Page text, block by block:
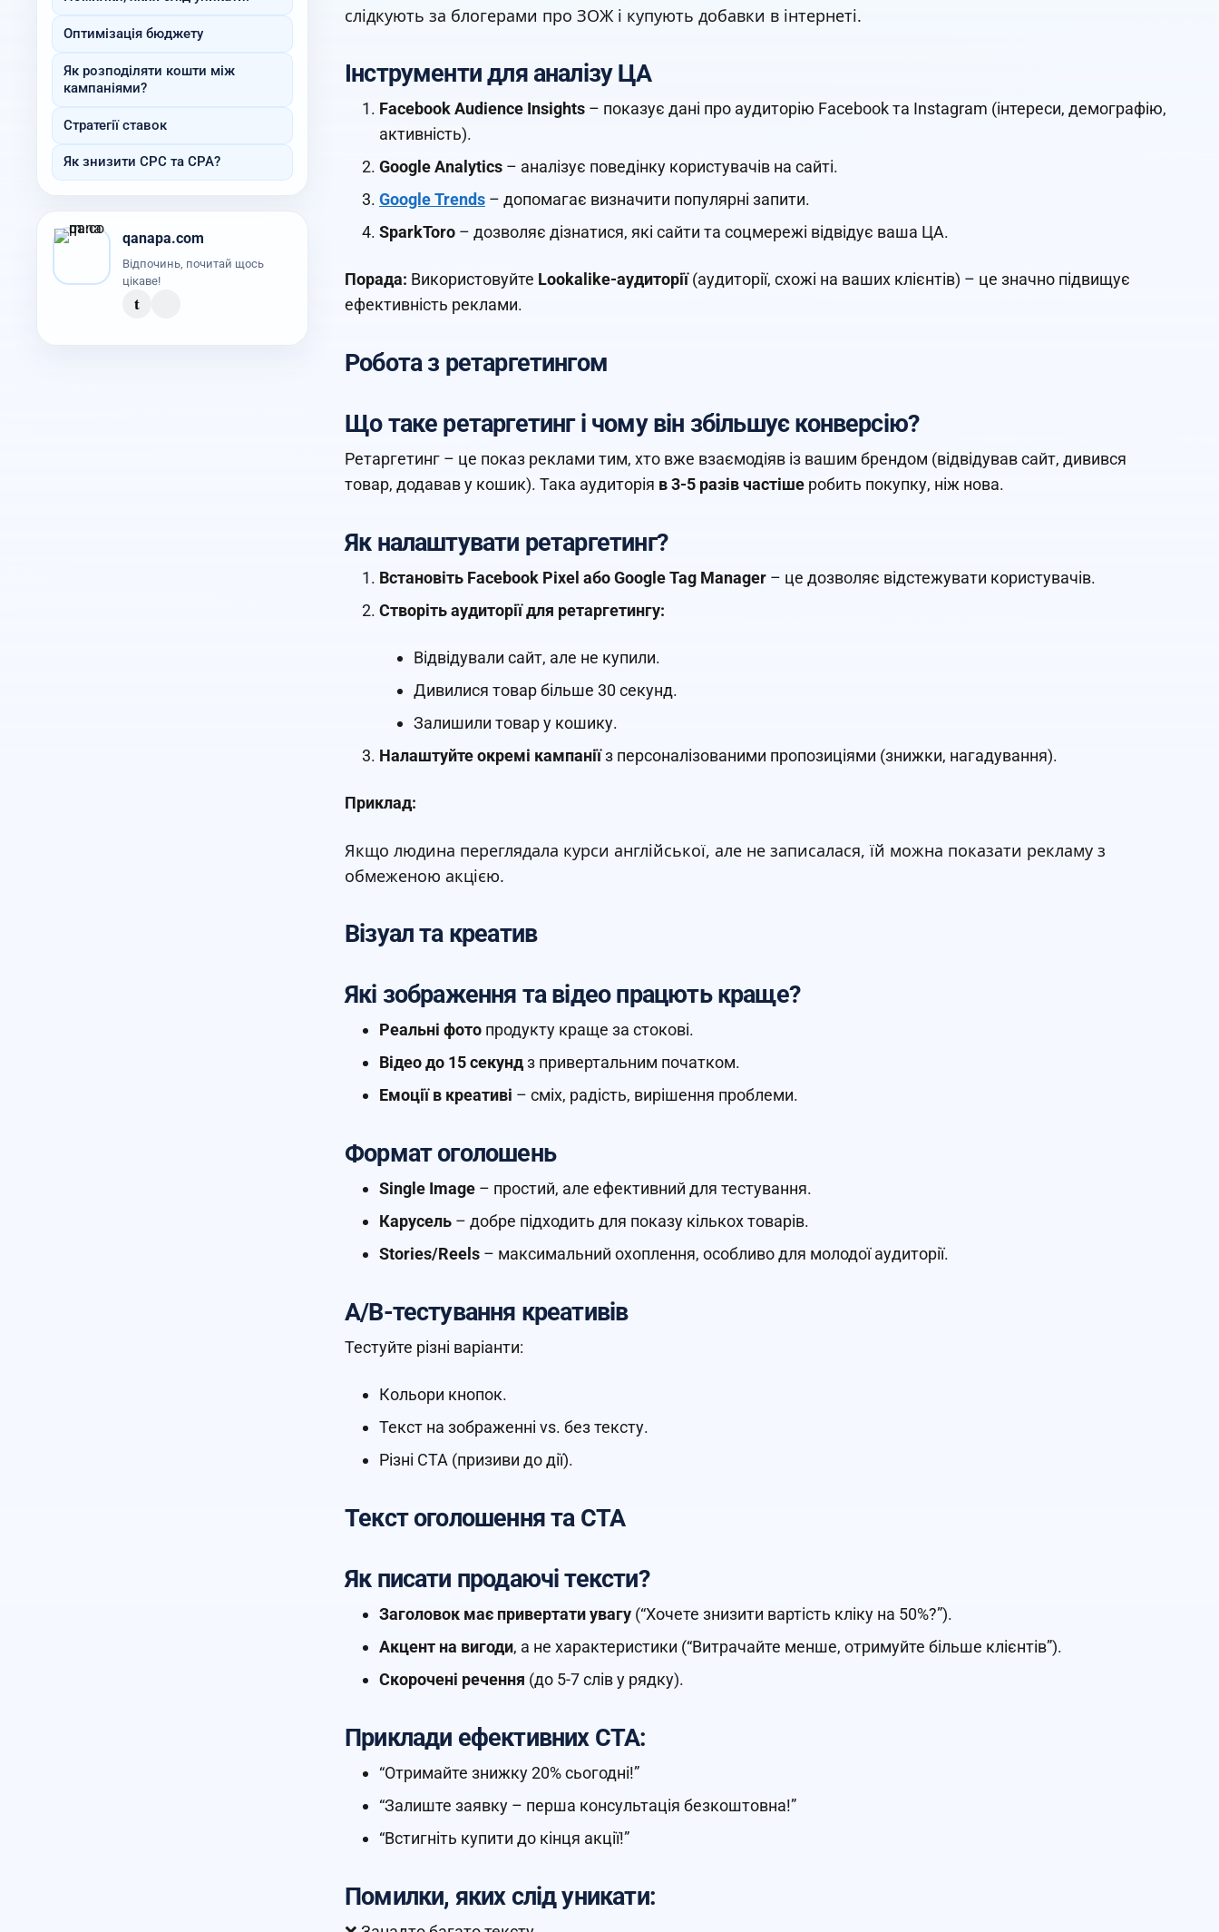
Оптимізація бюджету
Як розподіляти кошти між
кампаніями?
Стратегії ставок
Як знизити CPC та CPA?
qanapa.com
Відпочинь, почитай щось
цікаве!
t
слідкують за блогерами про ЗОЖ і купують добавки в інтернеті.
Інструменти для аналізу ЦА
Facebook Audience Insights – показує дані про аудиторію Facebook та Instagram (інтереси, демографію,
активність).
Google Analytics – аналізує поведінку користувачів на сайті.
Google Trends – допомагає визначити популярні запити.
SparkToro – дозволяє дізнатися, які сайти та соцмережі відвідує ваша ЦА.
Порада: Використовуйте Lookalike-аудиторії(аудиторії, схожі на ваших клієнтів) – це значно підвищує
ефективність реклами.
Робота з ретаргетингом
Що таке ретаргетинг і чому він збільшує конверсію?
Ретаргетинг – це показ реклами тим, хто вже взаємодіяв із вашим брендом (відвідував сайт, дивився
товар, додавав у кошик). Така аудиторія в 3-5 разів частіше робить покупку, ніж нова.
Як налаштувати ретаргетинг?
Встановіть Facebook Pixel або Google Tag Manager – це дозволяє відстежувати користувачів.
Створіть аудиторії для ретаргетингу:
Відвідували сайт, але не купили.
Дивилися товар більше 30 секунд.
Залишили товар у кошику.
Налаштуйте окремі кампаніїз персоналізованими пропозиціями (знижки, нагадування).
Приклад:
Якщо людина переглядала курси англійської, але не записалася, їй можна показати рекламу з
обмеженою акцією.
Візуал та креатив
Які зображення та відео працють краще?
Реальні фото продукту краще за стокові.
Відео до 15 секундз привертальним початком.
Емоції в креативі – сміх, радість, вирішення проблеми.
Формат оголошень
Single Image – простий, але ефективний для тестування.
Карусель – добре підходить для показу кількох товарів.
Stories/Reels – максимальний охоплення, особливо для молодої аудиторії.
A/B-тестування креативів
Тестуйте різні варіанти:
Кольори кнопок.
Текст на зображенні vs. без тексту.
Різні CTA (призиви до дії).
Текст оголошення та CTA
Як писати продаючі тексти?
Заголовок має привертати увагу (“Хочете знизити вартість кліку на 50%?”).
Акцент на вигоди, а не характеристики (“Витрачайте менше, отримуйте більше клієнтів”).
Скорочені речення (до 5-7 слів у рядку).
Приклади ефективних CTA:
“Отримайте знижку 20% сьогодні!”
“Залиште заявку – перша консультація безкоштовна!”
“Встигніть купити до кінця акції!”
Помилки, яких слід уникати: